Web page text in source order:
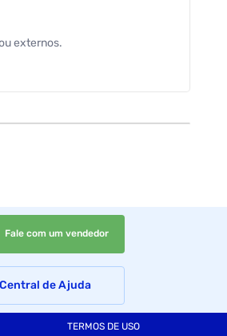
externos.
Fale com um vendedor
Central de Ajuda
TERMOS DE USO